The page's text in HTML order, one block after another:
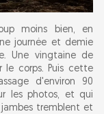
moins bien, en
journée et demie
Une vingtaine de
le corps. Puis cette
d'environ 90
les photos, et qui
tremblent et